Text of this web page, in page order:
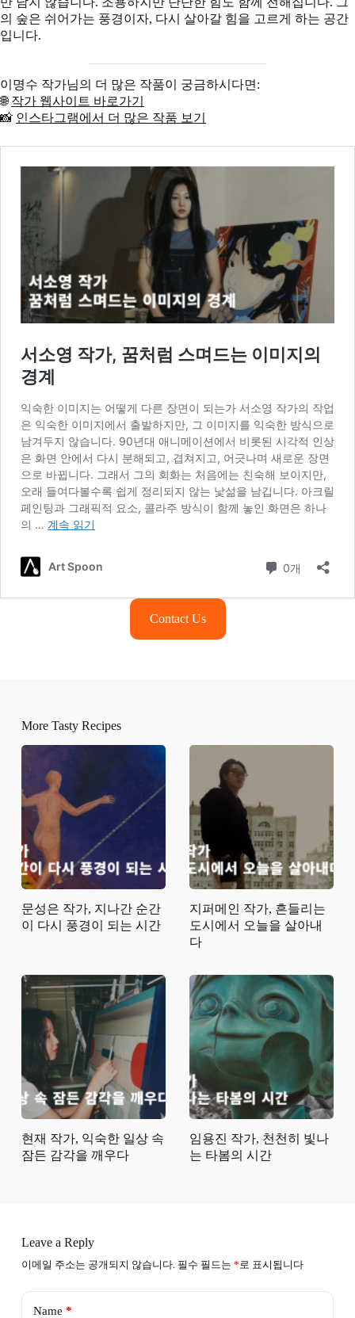
의 숲은 쉬어가는 풍경이자, 다시 살아갈 힘을 고르게 하는 공간
입니다.
이명수 작가님의 더 많은 작품이 궁금하시다면:
🌐작가 웹사이트 바로가기
📸 인스타그램에서 더 많은 작품 보기
Contact Us
More Tasty Recipes
문성은 작가, 지나간 순간
이 다시 풍경이 되는 시간
지퍼메인 작가, 흔들리는
도시에서 오늘을 살아내
다
현재 작가, 익숙한 일상 속
잠든 감각을 깨우다
임용진 작가, 천천히 빛나
는 타봄의 시간
Leave a Reply
이메일 주소는 공개되지 않습니다. 필수 필드는 *로 표시됩니다
Name *